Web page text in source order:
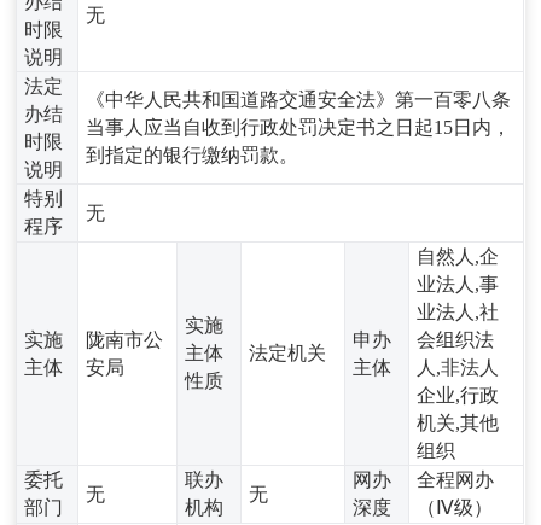
时限
说明
无
法定
办结
时限
说明
《中华人民共和国道路交通安全法》第一百零八条
当事人应当自收到行政处罚决定书之日起15日内，
到指定的银行缴纳罚款。
特别
程序
无
实施
主体
陇南市公
安局
实施
主体
性质
法定机关
申办
主体
自然人,企
业法人,事
业法人,社
会组织法
人,非法人
企业,行政
机关,其他
组织
委托
部门
无
联办
机构
无
网办
深度
全程网办
（Ⅳ级）